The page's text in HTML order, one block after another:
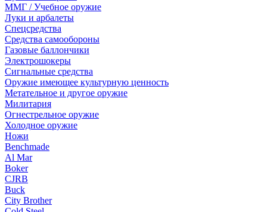
ММГ / Учебное оружие
Луки и арбалеты
Спецсредства
Средства самообороны
Газовые баллончики
Электрошокеры
Сигнальные средства
Оружие имеющее культурную ценность
Метательное и другое оружие
Милитария
Огнестрельное оружие
Холодное оружие
Ножи
Benchmade
Al Mar
Boker
CJRB
Buck
City Brother